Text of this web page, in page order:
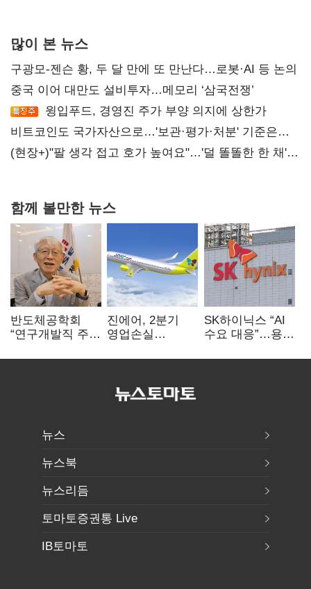
많이 본 뉴스
구광모-젠슨 황, 두 달 만에 또 만난다…로봇·AI 등 논의
중국 이어 대만도 설비투자…메모리 ‘삼국전쟁’
윙입푸드, 경영진 주가 부양 의지에 상한가
비트코인도 국가자산으로…'보관·평가·처분' 기준은
숙제
(현장+)"팔 생각 접고 호가 높여요"…'덜 똘똘한 한 채'
함께 볼만한 뉴스
반도체공학회
“연구개발직 주
개선해야”
진에어, 2분기
영업손실
상승 여파
SK하이닉스 “AI
수요 대응”…용인
투자
뉴스
뉴스북
뉴스리듬
토마토증권통 Live
IB토마토